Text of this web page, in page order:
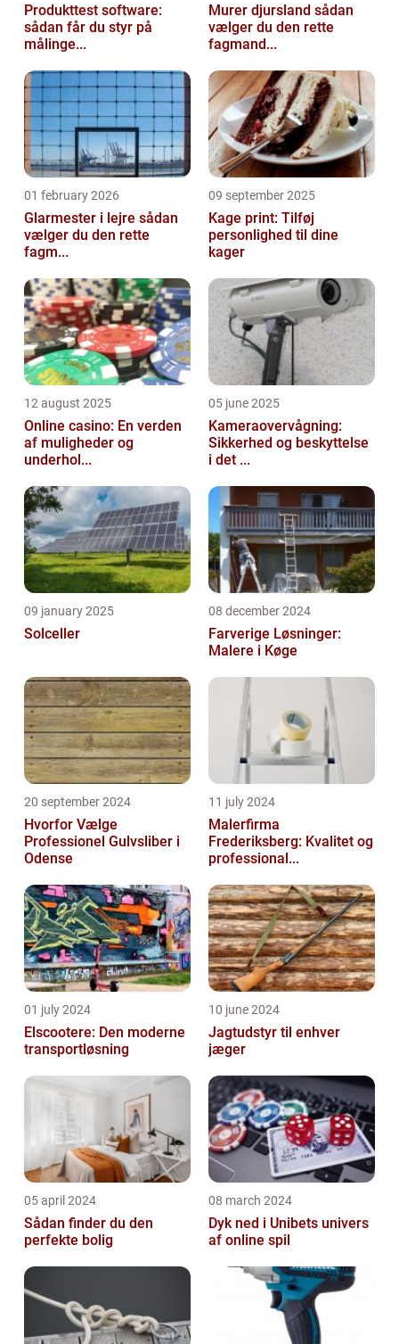
Produkttest software:
sådan får du styr på
målinge...
Murer djursland sådan
vælger du den rette
fagmand...
01 february 2026
Glarmester i lejre sådan
vælger du den rette
fagm...
09 september 2025
Kage print: Tilføj
personlighed til dine
kager
12 august 2025
Online casino: En verden
af muligheder og
underhol...
05 june 2025
Kameraovervågning:
Sikkerhed og beskyttelse
i det ...
09 january 2025
Solceller
08 december 2024
Farverige Løsninger:
Malere i Køge
20 september 2024
Hvorfor Vælge
Professionel Gulvsliber i
Odense
11 july 2024
Malerfirma
Frederiksberg: Kvalitet og
professional...
01 july 2024
Elscootere: Den moderne
transportløsning
10 june 2024
Jagtudstyr til enhver
jæger
05 april 2024
Sådan finder du den
perfekte bolig
08 march 2024
Dyk ned i Unibets univers
af online spil